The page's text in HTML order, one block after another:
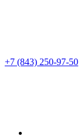
+7 (843) 250-97-50